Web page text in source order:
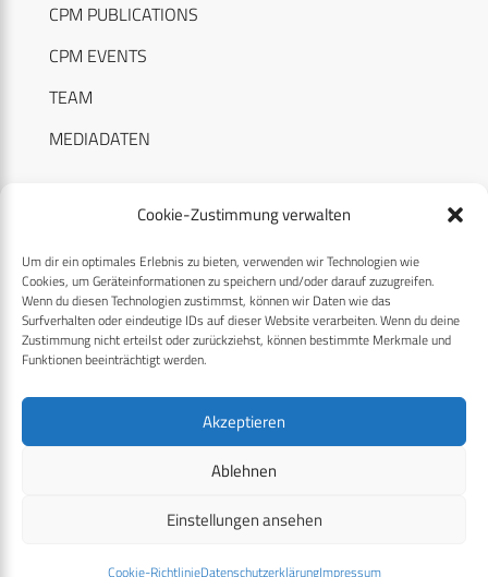
Cookie-Zustimmung verwalten
Um dir ein optimales Erlebnis zu bieten, verwenden wir Technologien wie
Cookies, um Geräteinformationen zu speichern und/oder darauf zuzugreifen.
Wenn du diesen Technologien zustimmst, können wir Daten wie das
Surfverhalten oder eindeutige IDs auf dieser Website verarbeiten. Wenn du deine
Zustimmung nicht erteilst oder zurückziehst, können bestimmte Merkmale und
Funktionen beeinträchtigt werden.
Akzeptieren
Ablehnen
Einstellungen ansehen
Cookie-RichtlinieDatenschutzerklärungImpressum
CPM PUBLICATIONS
CPM EVENTS
TEAM
MEDIADATEN
RECHTLICHES
Datenschutzerklärung
Cookie-Richtlinie (EU)
© 2026 CPM GmbH – Alle Rechte vorbehalten